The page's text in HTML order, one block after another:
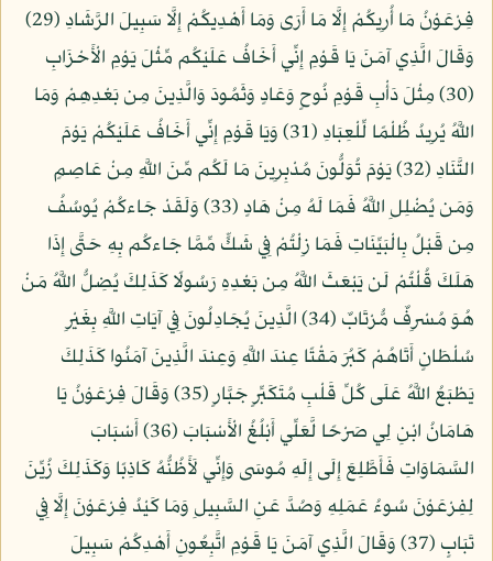
فِرْعَوْنُ مَا أُرِيكُمْ إِلَّا مَا أَرَى وَمَا أَهْدِيكُمْ إِلَّا سَبِيلَ الرَّشَادِ (29)
وَقَالَ الَّذِي آمَنَ يَا قَوْمِ إِنِّي أَخَافُ عَلَيْكُم مِّثْلَ يَوْمِ الْأَحْزَابِ
(30) مِثْلَ دَأْبِ قَوْمِ نُوحٍ وَعَادٍ وَثَمُودَ وَالَّذِينَ مِن بَعْدِهِمْ وَمَا
اللَّهُ يُرِيدُ ظُلْمًا لِّلْعِبَادِ (31) وَيَا قَوْمِ إِنِّي أَخَافُ عَلَيْكُمْ يَوْمَ
التَّنَادِ (32) يَوْمَ تُوَلُّونَ مُدْبِرِينَ مَا لَكُم مِّنَ اللَّهِ مِنْ عَاصِمٍ
وَمَن يُضْلِلِ اللَّهُ فَمَا لَهُ مِنْ هَادٍ (33) وَلَقَدْ جَاءكُمْ يُوسُفُ
مِن قَبْلُ بِالْبَيِّنَاتِ فَمَا زِلْتُمْ فِي شَكٍّ مِّمَّا جَاءكُم بِهِ حَتَّى إِذَا
هَلَكَ قُلْتُمْ لَن يَبْعَثَ اللَّهُ مِن بَعْدِهِ رَسُولًا كَذَلِكَ يُضِلُّ اللَّهُ مَنْ
هُوَ مُسْرِفٌ مُّرْتَابٌ (34) الَّذِينَ يُجَادِلُونَ فِي آيَاتِ اللَّهِ بِغَيْرِ
سُلْطَانٍ أَتَاهُمْ كَبُرَ مَقْتًا عِندَ اللَّهِ وَعِندَ الَّذِينَ آمَنُوا كَذَلِكَ
يَطْبَعُ اللَّهُ عَلَى كُلِّ قَلْبِ مُتَكَبِّرٍ جَبَّارٍ (35) وَقَالَ فِرْعَوْنُ يَا
هَامَانُ ابْنِ لِي صَرْحًا لَّعَلِّي أَبْلُغُ الْأَسْبَابَ (36) أَسْبَابَ
السَّمَاوَاتِ فَأَطَّلِعَ إِلَى إِلَهِ مُوسَى وَإِنِّي لَأَظُنُّهُ كَاذِبًا وَكَذَلِكَ زُيِّنَ
لِفِرْعَوْنَ سُوءُ عَمَلِهِ وَصُدَّ عَنِ السَّبِيلِ وَمَا كَيْدُ فِرْعَوْنَ إِلَّا فِي
تَبَابٍ (37) وَقَالَ الَّذِي آمَنَ يَا قَوْمِ اتَّبِعُونِ أَهْدِكُمْ سَبِيلَ